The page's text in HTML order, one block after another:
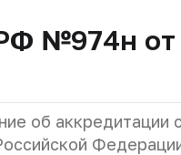
№974н от
об аккредитации